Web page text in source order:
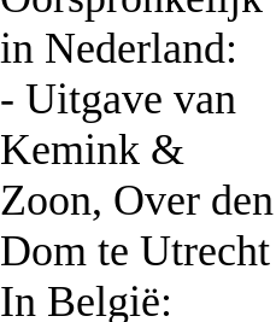
in Nederland:
- Uitgave van
Kemink &
Zoon, Over den
Dom te Utrecht
In België: